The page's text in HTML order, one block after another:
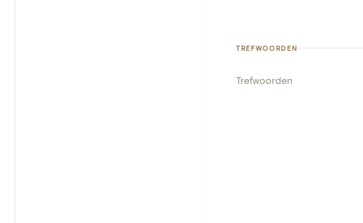
TREFWOORDEN
Trefwoorden